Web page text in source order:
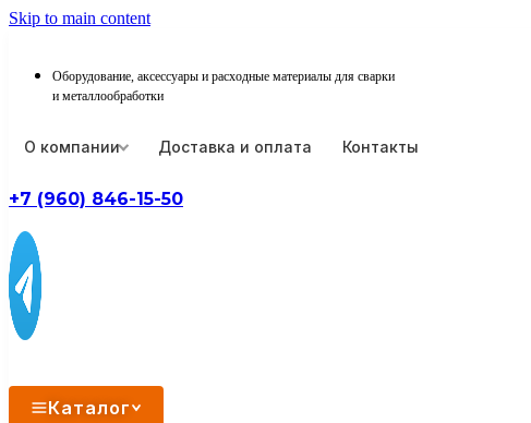
Skip to main content
Оборудование, аксессуары и расходные материалы для сварки
и металлообработки
О компании Доставка и оплата Контакты
+7 (960) 846-15-50
Каталог